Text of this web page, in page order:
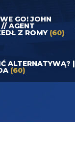
GO! JOHN
AGENT
Z ROMY (60)
ALTERNATYWĄ? |
(60)